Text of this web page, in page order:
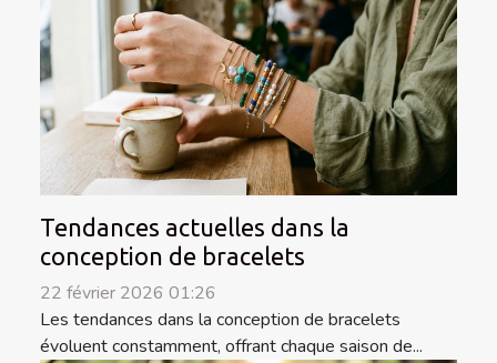
Tendances actuelles dans la
conception de bracelets
22 février 2026 01:26
Les tendances dans la conception de bracelets
évoluent constamment, offrant chaque saison de...